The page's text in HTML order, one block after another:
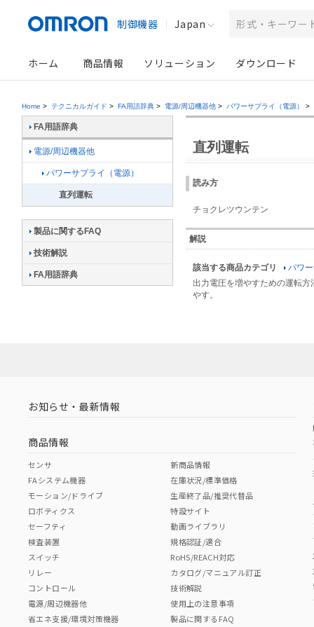
制御機器 Japan
ホーム 商品情報 ソリューション ダウンロード
Home > テクニカルガイド > FA用語辞典 > 電源/周辺機器他 > パワーサプライ（電源） >
直列運転
読み方
チョクレツウンテン
解説
該当する商品カテゴリ
パワ
出力電圧を増やすための運転
やす。
FA用語辞典
電源/周辺機器他
パワーサプライ（電源）
直列運転
製品に関するFAQ
技術解説
FA用語辞典
お知らせ・最新情報
商品情報
センサ
FAシステム機器
モーション/ドライブ
ロボティクス
セーフティ
検査装置
スイッチ
リレー
コントロール
電源/周辺機器他
省エネ支援/環境対策機器
新商品情報
在庫状況/標準価格
生産終了品/推奨代替品
特設サイト
動画ライブラリ
規格認証/適合
RoHS/REACH対応
カタログ/マニュアル訂正
技術解説
使用上の注意事項
製品に関するFAQ